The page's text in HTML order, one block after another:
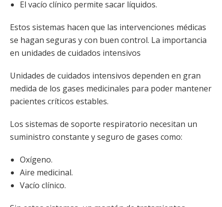
El vacío clínico permite sacar líquidos.
Estos sistemas hacen que las intervenciones médicas
se hagan seguras y con buen control. La importancia
en unidades de cuidados intensivos
Unidades de cuidados intensivos dependen en gran
medida de los gases medicinales para poder mantener
pacientes críticos estables.
Los sistemas de soporte respiratorio necesitan un
suministro constante y seguro de gases como:
Oxígeno.
Aire medicinal.
Vacío clínico.